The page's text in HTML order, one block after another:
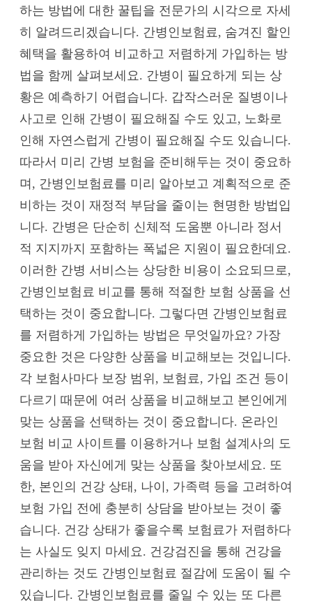
하는 방법에 대한 꿀팁을 전문가의 시각으로 자세
히 알려드리겠습니다. 간병인보험료, 숨겨진 할인
혜택을 활용하여 비교하고 저렴하게 가입하는 방
법을 함께 살펴보세요. 간병이 필요하게 되는 상
황은 예측하기 어렵습니다. 갑작스러운 질병이나
사고로 인해 간병이 필요해질 수도 있고, 노화로
인해 자연스럽게 간병이 필요해질 수도 있습니다.
따라서 미리 간병 보험을 준비해두는 것이 중요하
며, 간병인보험료를 미리 알아보고 계획적으로 준
비하는 것이 재정적 부담을 줄이는 현명한 방법입
니다. 간병은 단순히 신체적 도움뿐 아니라 정서
적 지지까지 포함하는 폭넓은 지원이 필요한데요.
이러한 간병 서비스는 상당한 비용이 소요되므로,
간병인보험료 비교를 통해 적절한 보험 상품을 선
택하는 것이 중요합니다. 그렇다면 간병인보험료
를 저렴하게 가입하는 방법은 무엇일까요? 가장
중요한 것은 다양한 상품을 비교해보는 것입니다.
각 보험사마다 보장 범위, 보험료, 가입 조건 등이
다르기 때문에 여러 상품을 비교해보고 본인에게
맞는 상품을 선택하는 것이 중요합니다. 온라인
보험 비교 사이트를 이용하거나 보험 설계사의 도
움을 받아 자신에게 맞는 상품을 찾아보세요. 또
한, 본인의 건강 상태, 나이, 가족력 등을 고려하여
보험 가입 전에 충분히 상담을 받아보는 것이 좋
습니다. 건강 상태가 좋을수록 보험료가 저렴하다
는 사실도 잊지 마세요. 건강검진을 통해 건강을
관리하는 것도 간병인보험료 절감에 도움이 될 수
있습니다. 간병인보험료를 줄일 수 있는 또 다른